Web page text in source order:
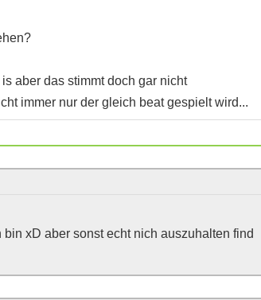
aber das stimmt doch gar nicht
immer nur der gleich beat gespielt wird...
xD aber sonst echt nich auszuhalten find